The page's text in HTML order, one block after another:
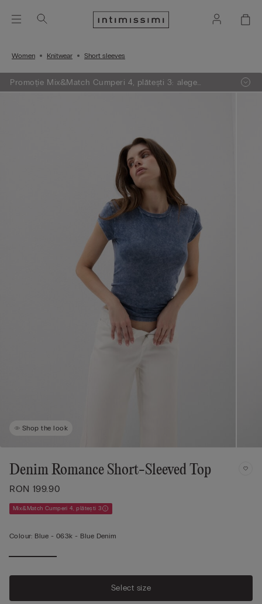
Women Knitwear Short sleeves
Promoție Mix&Match Cumperi 4, plătești 3: alege
articolele preferate din tricotaje, pijamale și furouri,
Shop the look
Denim Romance Short-Sleeved Top
RON 199.90
Mix&Match Cumperi 4, plătești 3
Colour: Blue - 063k - Blue Denim
Select size